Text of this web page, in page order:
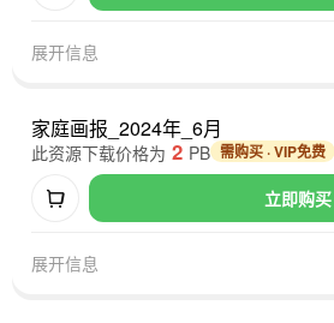
展开信息
家庭画报_2024年_6月
立即购买
此资源下载价格为 2 PB 需购买 · VIP免费
展开信息